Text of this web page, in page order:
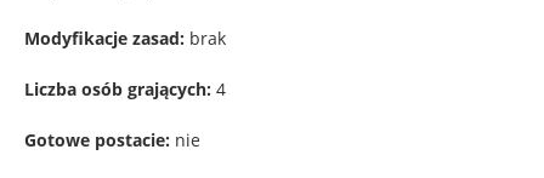
Modyfikacje zasad: brak
Liczba osób grających: 4
Gotowe postacie: nie